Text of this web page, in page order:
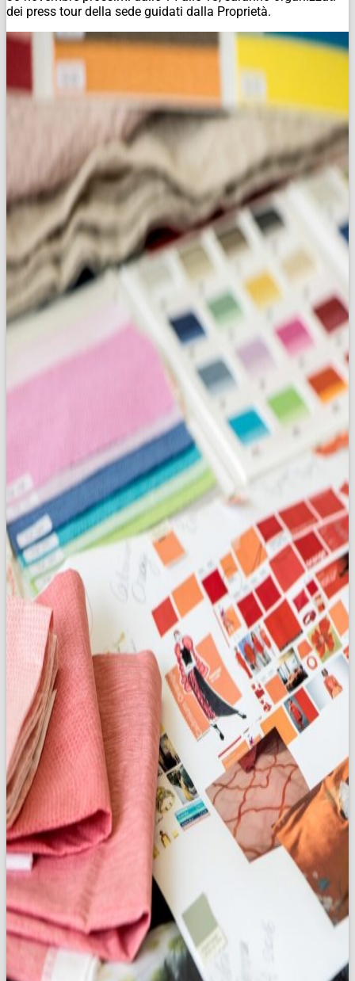
dei press tour della sede guidati dalla Proprietà.